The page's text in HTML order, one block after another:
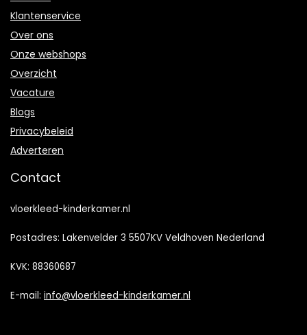
Klantenservice
Over ons
Onze webshops
Overzicht
Vacature
Blogs
Privacybeleid
Adverteren
Contact
vloerkleed-kinderkamer.nl
Postadres: Lakenvelder 3 5507KV Veldhoven Nederland
KVK: 88360687
E-mail: info@vloerkleed-kinderkamer.nl